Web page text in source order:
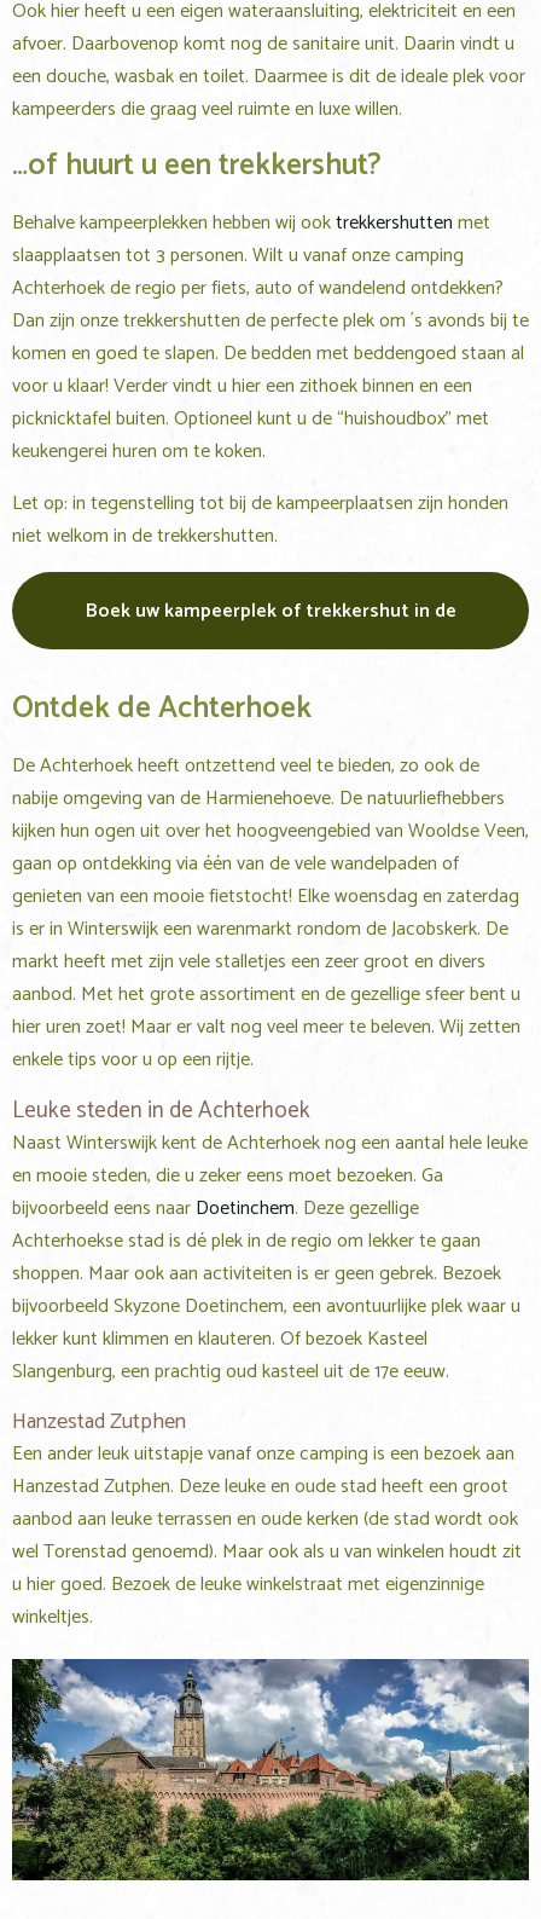
Ook hier heeft u een eigen wateraansluiting, elektriciteit en een
afvoer. Daarbovenop komt nog de sanitaire unit. Daarin vindt u
een douche, wasbak en toilet. Daarmee is dit de ideale plek voor
kampeerders die graag veel ruimte en luxe willen.
…of huurt u een trekkershut?
Behalve kampeerplekken hebben wij ooktrekkershuttenmet
slaapplaatsen tot 3 personen. Wilt u vanaf onze camping
Achterhoek de regio per fiets, auto of wandelend ontdekken?
Dan zijn onze trekkershutten de perfecte plek om ´s avonds bij te
komen en goed te slapen. De bedden met beddengoed staan al
voor u klaar! Verder vindt u hier een zithoek binnen en een
picknicktafel buiten. Optioneel kunt u de “huishoudbox” met
keukengerei huren om te koken.
Let op: in tegenstelling tot bij de kampeerplaatsen zijn honden
niet welkom in de trekkershutten.
Boek uw kampeerplek of trekkershut in de
Achterhoek
Ontdek de Achterhoek
De Achterhoek heeft ontzettend veel te bieden, zo ook de
nabije omgeving van de Harmienehoeve. De natuurliefhebbers
kijken hun ogen uit over het hoogveengebied van Wooldse Veen,
gaan op ontdekking via één van de vele wandelpaden of
genieten van een mooie fietstocht! Elke woensdag en zaterdag
is er in Winterswijk een warenmarkt rondom de Jacobskerk. De
markt heeft met zijn vele stalletjes een zeer groot en divers
aanbod. Met het grote assortiment en de gezellige sfeer bent u
hier uren zoet! Maar er valt nog veel meer te beleven. Wij zetten
enkele tips voor u op een rijtje.
Leuke steden in de Achterhoek
Naast Winterswijk kent de Achterhoek nog een aantal hele leuke
en mooie steden, die u zeker eens moet bezoeken. Ga
bijvoorbeeld eens naarDoetinchem. Deze gezellige
Achterhoekse stad is dé plek in de regio om lekker te gaan
shoppen. Maar ook aan activiteiten is er geen gebrek. Bezoek
bijvoorbeeld Skyzone Doetinchem, een avontuurlijke plek waar u
lekker kunt klimmen en klauteren. Of bezoek Kasteel
Slangenburg, een prachtig oud kasteel uit de 17e eeuw.
Hanzestad Zutphen
Een ander leuk uitstapje vanaf onze camping is een bezoek aan
Hanzestad Zutphen. Deze leuke en oude stad heeft een groot
aanbod aan leuke terrassen en oude kerken (de stad wordt ook
wel Torenstad genoemd). Maar ook als u van winkelen houdt zit
u hier goed. Bezoek de leuke winkelstraat met eigenzinnige
winkeltjes.